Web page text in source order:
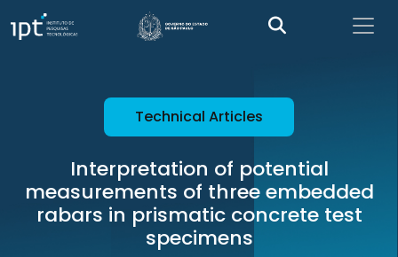
Technical Articles
Interpretation of potential
measurements of three embedded
rabars in prismatic concrete test
specimens